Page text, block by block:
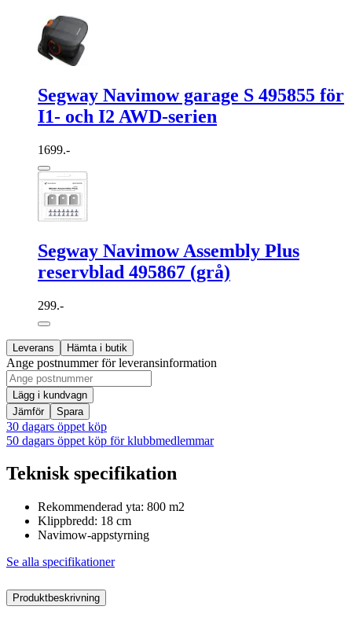
Segway Navimow garage S 495855 för
I1- och I2 AWD-serien
1699.-
Segway Navimow Assembly Plus
reservblad 495867 (grå)
299.-
Leverans Hämta i butik
Ange postnummer för leveransinformation
Lägg i kundvagn
Jämför
Spara
30 dagars öppet köp
50 dagars öppet köp för klubbmedlemmar
Teknisk specifikation
Rekommenderad yta: 800 m2
Klippbredd: 18 cm
Navimow-appstyrning
Se alla specifikationer
Produktbeskrivning